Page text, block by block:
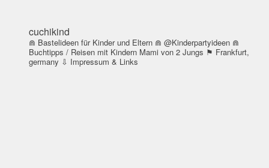
cuchikind
⋒ Bastelideen für Kinder und Eltern ⋒ @Kinderpartyideen ⋒
Buchtipps / Reisen mit Kindern Mami von 2 Jungs ⚑ Frankfurt,
germany ⇩ Impressum & Links